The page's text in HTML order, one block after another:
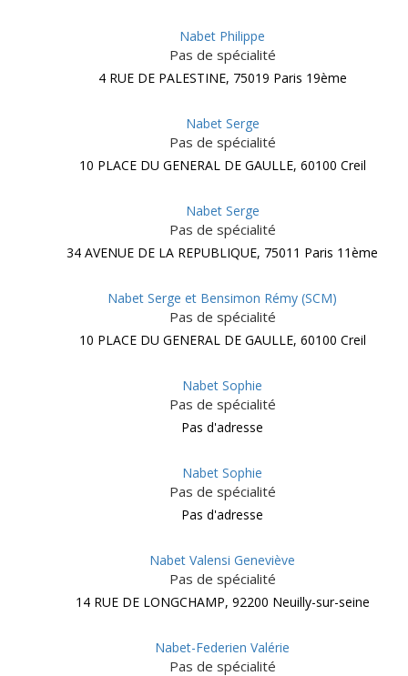
Nabet Philippe
Pas de spécialité
4 RUE DE PALESTINE, 75019 Paris 19ème
Nabet Serge
Pas de spécialité
10 PLACE DU GENERAL DE GAULLE, 60100 Creil
Nabet Serge
Pas de spécialité
34 AVENUE DE LA REPUBLIQUE, 75011 Paris 11ème
Nabet Serge et Bensimon Rémy (SCM)
Pas de spécialité
10 PLACE DU GENERAL DE GAULLE, 60100 Creil
Nabet Sophie
Pas de spécialité
Pas d'adresse
Nabet Sophie
Pas de spécialité
Pas d'adresse
Nabet Valensi Geneviève
Pas de spécialité
14 RUE DE LONGCHAMP, 92200 Neuilly-sur-seine
Nabet-Federien Valérie
Pas de spécialité